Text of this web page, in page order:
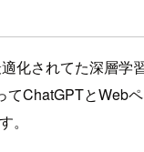
化されてた深層学
てChatGPTとWeb
。